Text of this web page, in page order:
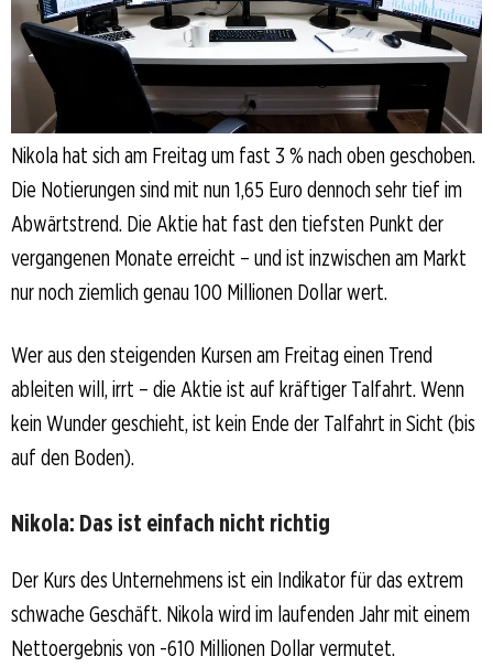
Nikola hat sich am Freitag um fast 3 % nach oben geschoben.
Die Notierungen sind mit nun 1,65 Euro dennoch sehr tief im
Abwärtstrend. Die Aktie hat fast den tiefsten Punkt der
vergangenen Monate erreicht – und ist inzwischen am Markt
nur noch ziemlich genau 100 Millionen Dollar wert.
Wer aus den steigenden Kursen am Freitag einen Trend
ableiten will, irrt – die Aktie ist auf kräftiger Talfahrt. Wenn
kein Wunder geschieht, ist kein Ende der Talfahrt in Sicht (bis
auf den Boden).
Nikola: Das ist einfach nicht richtig
Der Kurs des Unternehmens ist ein Indikator für das extrem
schwache Geschäft. Nikola wird im laufenden Jahr mit einem
Nettoergebnis von -610 Millionen Dollar vermutet.